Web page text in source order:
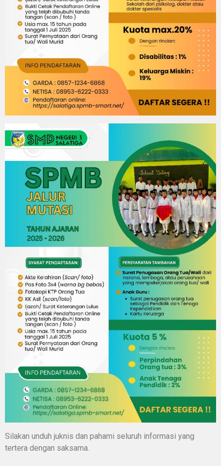
Silakan unduh juknis dan pahami seluruh informasi yang
tertera dengan saksama.